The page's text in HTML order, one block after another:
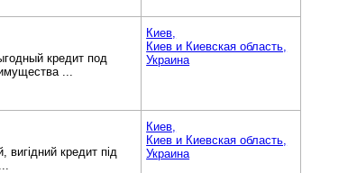
кредит под
...
Киев,
Киев и Киевская область,
Украина
вигідний кредит під
Киев,
Киев и Киевская область,
Украина